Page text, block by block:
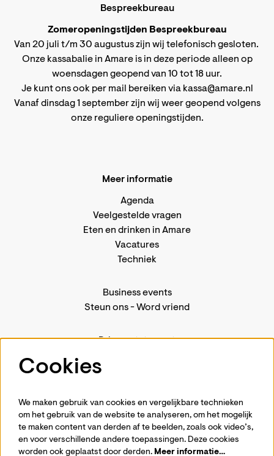
Bespreekbureau
Zomeropeningstijden Bespreekbureau
Van 20 juli t/m 30 augustus zijn wij telefonisch gesloten.
Onze kassabalie in Amare is in deze periode alleen op
woensdagen geopend van 10 tot 18 uur.
Je kunt ons ook per mail bereiken via kassa@amare.nl
Vanaf dinsdag 1 september zijn wij weer geopend volgens
onze reguliere openingstijden.
Meer informatie
Agenda
Veelgestelde vragen
Eten en drinken in Amare
Vacatures
Techniek
Business events
Steun ons-Word vriend
Privacystatement
Volg ons
Cookies
We maken gebruik van cookies en vergelijkbare technieken
om het gebruik van de website te analyseren, om het mogelijk
te maken content van derden af te beelden, zoals ook video’s,
en voor verschillende andere toepassingen. Deze cookies
worden ook geplaatst door derden. Meer informatie…